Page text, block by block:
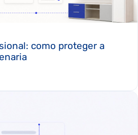
como proteger a